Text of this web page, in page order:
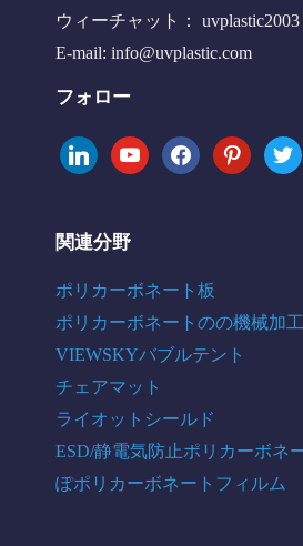
ウィーチャット： uvplastic2003
E-mail: info@uvplastic.com
フォロー
linkedinyoutubefacebookpinteresttwitter
関連分野
ポリカーボネート板
ポリカーボネートのの機械加工
VIEWSKYバブルテント
チェアマット
ライオットシールド
ESD/静電気防止ポリカーボネ
ぽポリカーボネートフィルム